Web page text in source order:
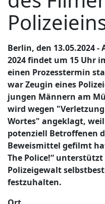
Berlin, den 13.05.2024
2024 findet um 15 Uhr
einen Prozesstermin
war Zeugin eines
jungen Männern am
wird wegen
Wortes" angeklagt,
potenziell Betroffenen
Beweismittel gefilmt
The Police!“
Polizeigewalt
festzuhalten.